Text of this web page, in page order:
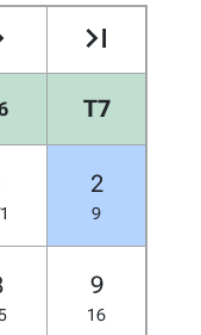
T7
2
9
9
16